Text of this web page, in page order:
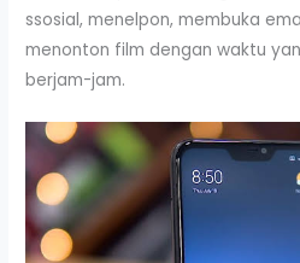
ssosial, menelpon, membuka
menonton film dengan waktu
berjam-jam.